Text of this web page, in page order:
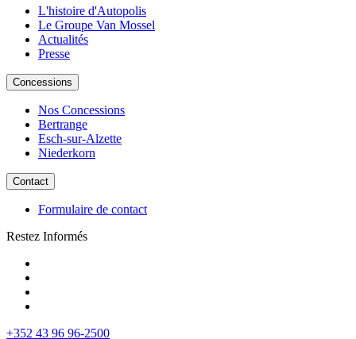
L'histoire d'Autopolis
Le Groupe Van Mossel
Actualités
Presse
Concessions
Nos Concessions
Bertrange
Esch-sur-Alzette
Niederkorn
Contact
Formulaire de contact
Restez Informés
+352 43 96 96-2500